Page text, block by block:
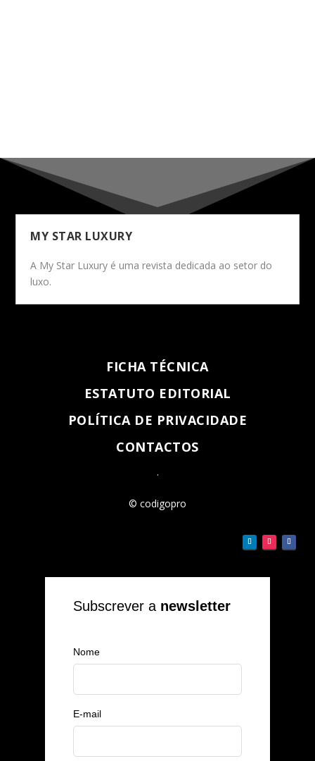
MY STAR LUXURY
A My Star Luxury é uma revista dedicada ao setor do
luxo.
FICHA TÉCNICA
ESTATUTO EDITORIAL
POLÍTICA DE PRIVACIDADE
CONTACTOS
.
© codigopro
Subscrever a newsletter
Nome
E-mail